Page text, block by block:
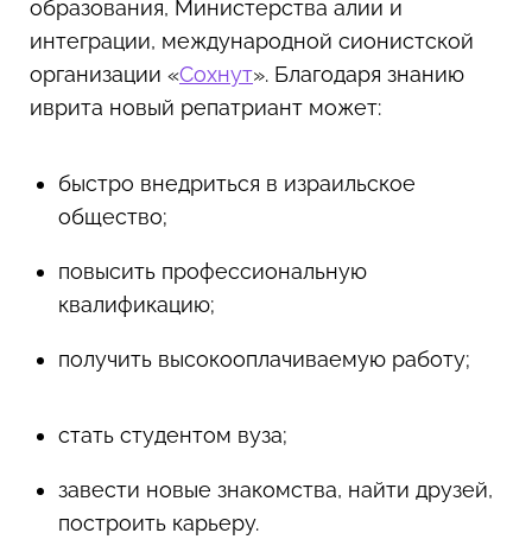
образования, Министерства алии и
интеграции, международной сионистской
организации «Сохнут». Благодаря знанию
иврита новый репатриант может:
быстро внедриться в израильское
общество;
повысить профессиональную
квалификацию;
получить высокооплачиваемую работу;
стать студентом вуза;
завести новые знакомства, найти друзей,
построить карьеру.